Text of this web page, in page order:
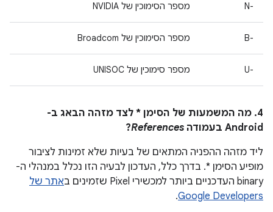
N-‎ מספר הסימוכין של NVIDIA
B-‎ מספר הסימוכין של Broadcom
U-‎ מספר סימוכין של UNISOC
4. מה המשמעות של הסימן * לצד מזהה הבאג ב-
Android בעמודה
References
?
ליד מזהה ההפניה המתאים של בעיות שלא זמינות לציבור
מופיע הסימן *. בדרך כלל, העדכון לבעיה הזו נכלל במנהלי ה-
binary העדכניים ביותר למכשירי Pixel שזמינים ב
אתר של
Google Developers
.